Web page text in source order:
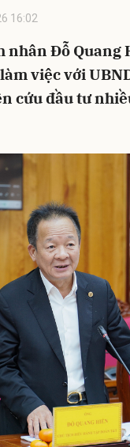
16:02
nhân Đỗ Quang
việc với
cứu đầu tư